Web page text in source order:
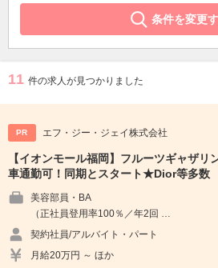
条件を変更
11 件の求人が見つかりました
PR エフ・ジー・ジェイ株式会社
【イオンモール福岡】フルーツギャザリ
車通勤可！同期とスタート★Dior等多数
美容部員・BA
（正社員登用率100％／年2回 …
契約社員/アルバイト・パート
月給20万円 ～ ほか